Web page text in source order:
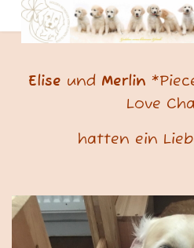
Elise und Merlin
Love
hatten ein